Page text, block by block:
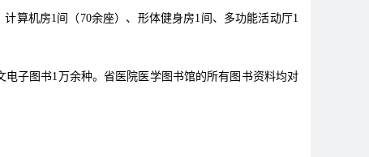
算机房1间（70余座）、形体健身房1间、多功能活动厅1
子图书1万余种。省医院医学图书馆的所有图书资料均对